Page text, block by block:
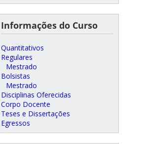
Informações do Curso
Quantitativos
Regulares
Mestrado
Bolsistas
Mestrado
Disciplinas Oferecidas
Corpo Docente
Teses e Dissertações
Egressos